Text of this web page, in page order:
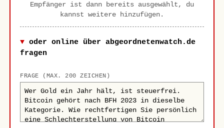
Empfänger ist dann bereits ausgewählt, du
kannst weitere hinzufügen.
oder online über abgeordnetenwatch.de
fragen
FRAGE (MAX. 200 ZEICHEN)